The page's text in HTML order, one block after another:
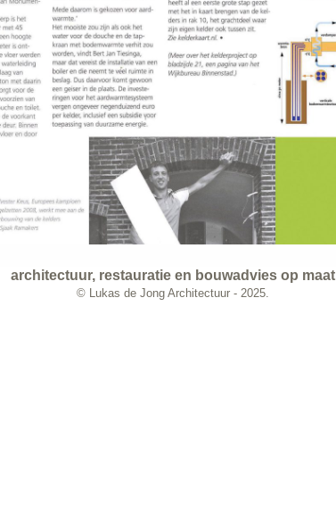
architectuur, restauratie en bouwadvies op maat
© Lukas de Jong Architectuur - 2025.